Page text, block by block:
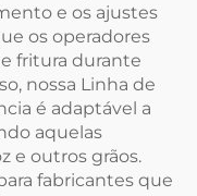
e os ajustes
os operadores
fritura durante
nossa Linha de
é adaptável a
aquelas
e outros grãos.
fabricantes que